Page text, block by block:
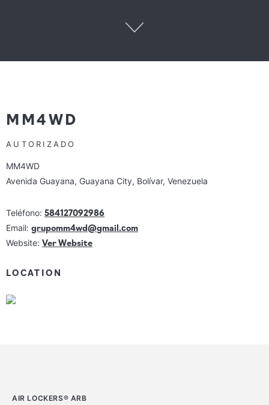
MM4WD
AUTORIZADO
MM4WD
Avenida Guayana, Guayana City, Bolívar, Venezuela
Teléfono: 584127092986
Email: grupomm4wd@gmail.com
Website: Ver Website
LOCATION
AIR LOCKERS® ARB